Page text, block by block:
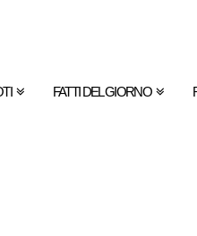
FATTI DEL GIORNO